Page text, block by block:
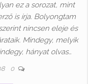
ez a sorozat, mint
is írja. Bolyongtam
nincsen eleje és
Mindegy, melyik
hányat olvas…
0